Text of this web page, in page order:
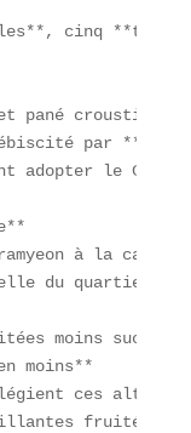
cinq
pané
par **la
adopter le
à la
du quartier
moins
moins**
ces
fruitées à